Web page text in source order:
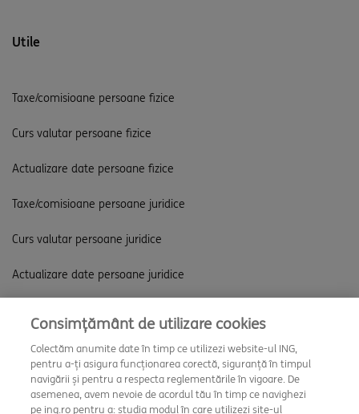
Utile
Taxe/comisioane persoane fizice
Curs valutar persoane fizice
Actualizare date persoane fizice
Taxe/comisioane persoane juridice
Curs valutar persoane juridice
Actualizare date persoane juridice
Descarcă aplicația
Consimțământ de utilizare cookies
Colectăm anumite date în timp ce utilizezi website-ul ING,
pentru a-ți asigura funcționarea corectă, siguranță în timpul
navigării și pentru a respecta reglementările în vigoare. De
asemenea, avem nevoie de acordul tău în timp ce navighezi
pe ing.ro pentru a: studia modul în care utilizezi site-ul